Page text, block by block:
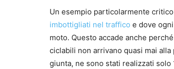
Un esempio particolarmente
imbottigliati nel traffico e dove
moto. Questo accade anche
ciclabili non arrivano quasi mai
giunta, ne sono stati realizzati solo